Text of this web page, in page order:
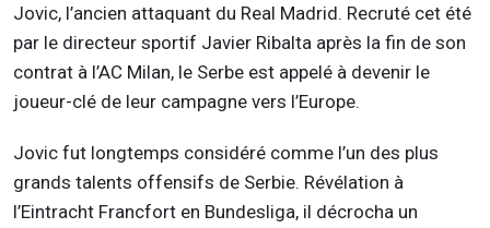
Jovic, l’ancien attaquant du Real Madrid. Recruté cet été
par le directeur sportif Javier Ribalta après la fin de son
contrat à l’AC Milan, le Serbe est appelé à devenir le
joueur-clé de leur campagne vers l’Europe.
Jovic fut longtemps considéré comme l’un des plus
grands talents offensifs de Serbie. Révélation à
l’Eintracht Francfort en Bundesliga, il décrocha un